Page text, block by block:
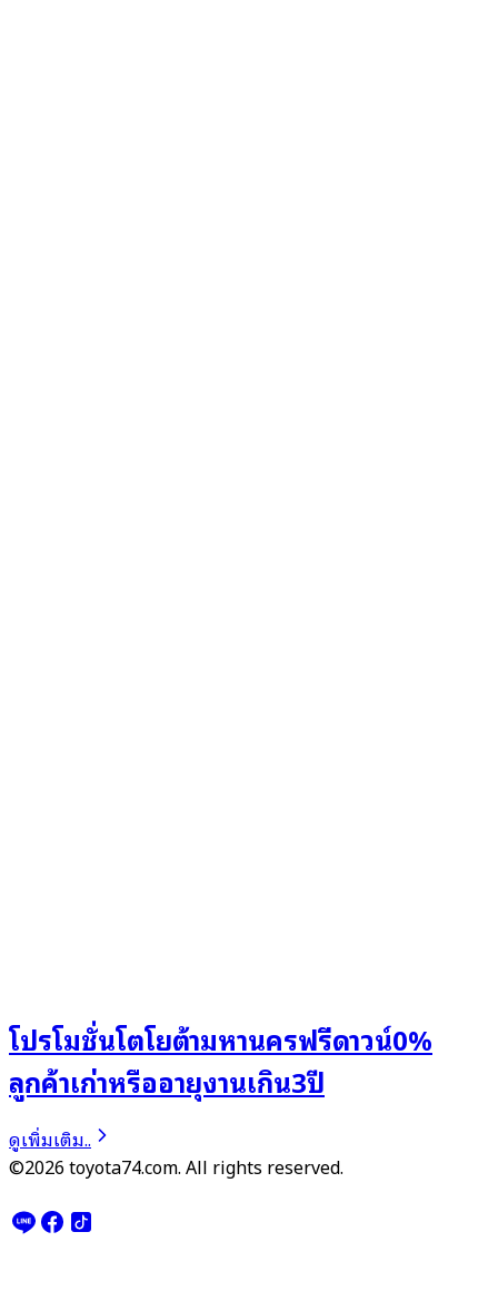
โปรโมชั่นโตโยต้ามหานครฟรีดาวน์0%
ลูกค้าเก่าหรืออายุงานเกิน3ปี
ดูเพิ่มเติม..
©2026 toyota74.com. All rights reserved.